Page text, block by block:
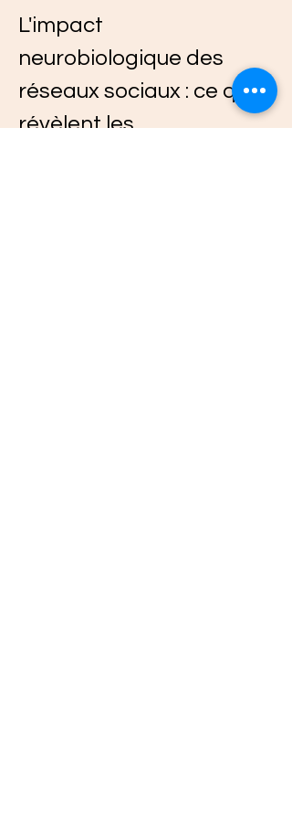
L'impact
neurobiologique des
réseaux sociaux : ce que
révèlent les